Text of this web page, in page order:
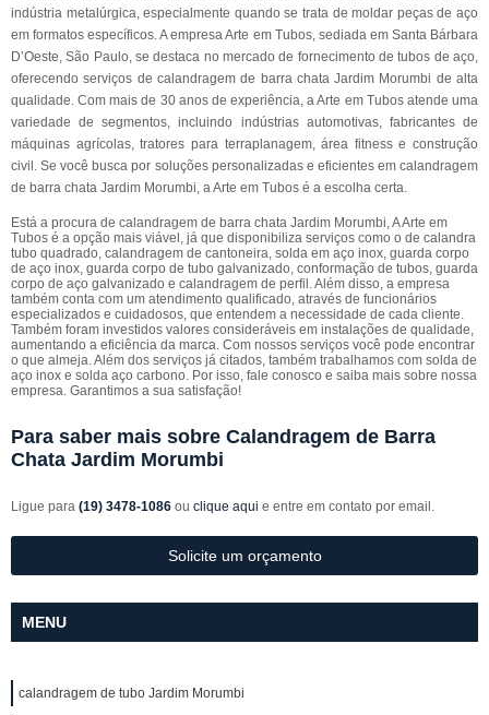
indústria metalúrgica, especialmente quando se trata de moldar peças de aço
em formatos específicos. A empresa Arte em Tubos, sediada em Santa Bárbara
D’Oeste, São Paulo, se destaca no mercado de fornecimento de tubos de aço,
oferecendo serviços de calandragem de barra chata Jardim Morumbi de alta
qualidade. Com mais de 30 anos de experiência, a Arte em Tubos atende uma
variedade de segmentos, incluindo indústrias automotivas, fabricantes de
máquinas agrícolas, tratores para terraplanagem, área fitness e construção
civil. Se você busca por soluções personalizadas e eficientes em calandragem
de barra chata Jardim Morumbi, a Arte em Tubos é a escolha certa.
Está a procura de calandragem de barra chata Jardim Morumbi, A Arte em
Tubos é a opção mais viável, já que disponibiliza serviços como o de calandra
tubo quadrado, calandragem de cantoneira, solda em aço inox, guarda corpo
de aço inox, guarda corpo de tubo galvanizado, conformação de tubos, guarda
corpo de aço galvanizado e calandragem de perfil. Além disso, a empresa
também conta com um atendimento qualificado, através de funcionários
especializados e cuidadosos, que entendem a necessidade de cada cliente.
Também foram investidos valores consideráveis em instalações de qualidade,
aumentando a eficiência da marca. Com nossos serviços você pode encontrar
o que almeja. Além dos serviços já citados, também trabalhamos com solda de
aço inox e solda aço carbono. Por isso, fale conosco e saiba mais sobre nossa
empresa. Garantimos a sua satisfação!
Para saber mais sobre Calandragem de Barra
Chata Jardim Morumbi
Ligue para (19) 3478-1086 ou clique aqui e entre em contato por email.
Solicite um orçamento
MENU
calandragem de tubo Jardim Morumbi